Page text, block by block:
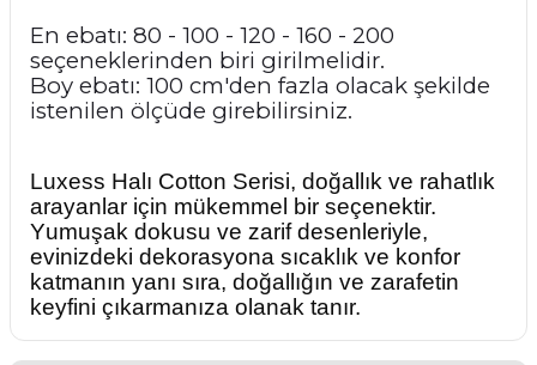
En ebatı: 80 - 100 - 120 - 160 - 200
seçeneklerinden biri girilmelidir.
Boy ebatı: 100 cm'den fazla olacak şekilde
istenilen ölçüde girebilirsiniz.
Luxess Halı Cotton Serisi, doğallık ve rahatlık
arayanlar için mükemmel bir seçenektir.
Yumuşak dokusu ve zarif desenleriyle,
evinizdeki dekorasyona sıcaklık ve konfor
katmanın yanı sıra, doğallığın ve zarafetin
keyfini çıkarmanıza olanak tanır.